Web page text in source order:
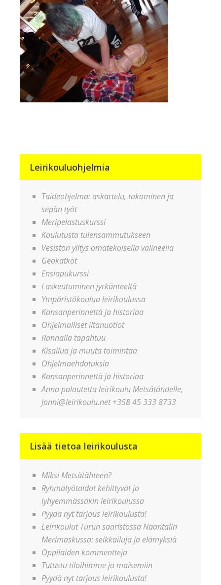
Leirikouluohjelmia
Taideohjelma: askartelu, takominen ja
sepän työt
Meripelastuskurssi
Koulutusta tulensammutukseen
Vesistön ylitys omatekoisella välineellä
Geokätköt
Ensiapukurssi
Laskeutuminen jyrkänteeltä
Ympäristökoulua leirikoulussa
Kansanperinnettä ja historiaa
Ohjelmalliset iltanuotiot
Rannalla tapahtuu
Kisailua ja muuta toimintaa
Ohjelmaehdotuksia
Kansanperinnettä ja historiaa
Anna palautetta leirikoulu Metsätähdelle,
Jonni@leirikoulu.net +358 45 333 8733
Lisää tietoa leirikoulusta
Miksi Metsätähteen?
Ryhmätyötaidot kehittyvät jo
lyhyemmässäkin leirikoulussa
Pyydä nyt tarjous leirikoulusta!
Leirikoulut Turun saaristossa Naantalin
Merimaskussa: seikkailuja ja elämyksiä
Oppilaiden kommentteja
Tutustu tiloihimme ja maisemiin
Pyydä nyt tarjous leirikoulusta!